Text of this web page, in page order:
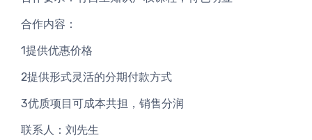
合作内容：
1提供优惠价格
2提供形式灵活的分期付款方式
3优质项目可成本共担，销售分润
联系人：刘先生